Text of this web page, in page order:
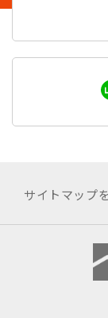
サイトマップ